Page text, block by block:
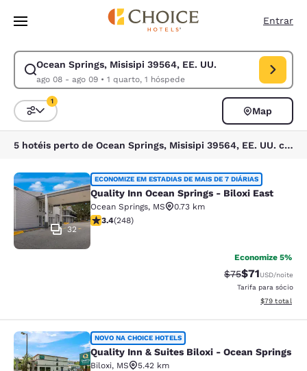
Pular Para Conteúdo Principal
Entrar
Ocean Springs, Misisipi 39564, EE. UU.
ago 08 - ago 09• 1 quarto, 1 hóspede
Modificar pesquisa para Ocean Springs, Misisipi 39564, EE. UU.. Data
Classificar e filtrar
1
Map
5 hotéis perto de Ocean Springs, Misisipi 39564, EE. UU. correspondem aos seus filtros
Quality Inn Ocean Springs - Biloxi
32
ECONOMIZE EM ESTADIAS DE MAIS DE 7 DIÁRIAS
Quality Inn Ocean Springs - Biloxi East
Ocean Springs, MS
0.73 km
classificação 3.41 estrelas. Bom. 248 avaliações
3.4(248)
Economize 5%
Tarifa anterior
$75Tarifa com
$71USD/noite
Tarifa para sócio
Exibir
$79 total
Quality Inn & Suites Biloxi - Ocean
NOVO NA CHOICE HOTELS
Quality Inn & Suites Biloxi - Ocean Springs
Biloxi, MS
5.42 km